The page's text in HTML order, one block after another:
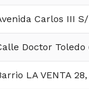
Carlos III
Doctor Toledo
LA VENTA